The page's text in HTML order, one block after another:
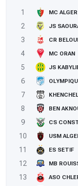
1 MC ALGER
2
JS
3
CR
4
MC ORAN
5
JS
6
7
8
BEN
9
CS
10
USM
11
ES SETIF
12
MB
13
ASO